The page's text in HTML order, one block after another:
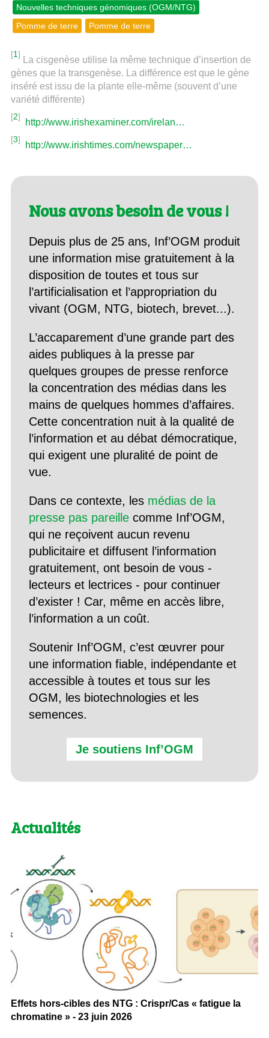
Nouvelles techniques génomiques (OGM/NTG)
Pomme de terre
Pomme de terre
[1]
La cisgenèse utilise la même technique d’insertion de
gènes que la transgenèse. La différence est que le gène
inséré est issu de la plante elle-même (souvent d’une
variété différente)
[2]
http://www.irishexaminer.com/irelan…
[3]
http://www.irishtimes.com/newspaper…
Nous avons besoin de vous !
Depuis plus de 25 ans, Inf’OGM produit
une information mise gratuitement à la
disposition de toutes et tous sur
l’artificialisation et l’appropriation du
vivant (OGM, NTG, biotech, brevet...).
L’accaparement d’une grande part des
aides publiques à la presse par
quelques groupes de presse renforce
la concentration des médias dans les
mains de quelques hommes d’affaires.
Cette concentration nuit à la qualité de
l’information et au débat démocratique,
qui exigent une pluralité de point de
vue.
Dans ce contexte, les médias de la
presse pas pareillecomme Inf’OGM,
qui ne reçoivent aucun revenu
publicitaire et diffusent l’information
gratuitement, ont besoin de vous -
lecteurs et lectrices - pour continuer
d’exister ! Car, même en accès libre,
l’information a un coût.
Soutenir Inf’OGM, c’est œuvrer pour
une information fiable, indépendante et
accessible à toutes et tous sur les
OGM, les biotechnologies et les
semences.
Je soutiens Inf’OGM
Actualités
Effets hors-cibles des NTG : Crispr/Cas « fatigue la
chromatine » - 23 juin 2026